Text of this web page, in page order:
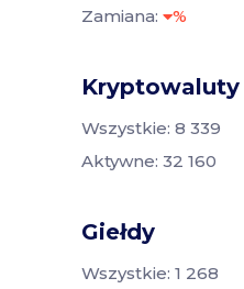
Zamiana:
%
Kryptowaluty
Wszystkie: 8 339
Aktywne: 32 160
Giełdy
Wszystkie: 1 268